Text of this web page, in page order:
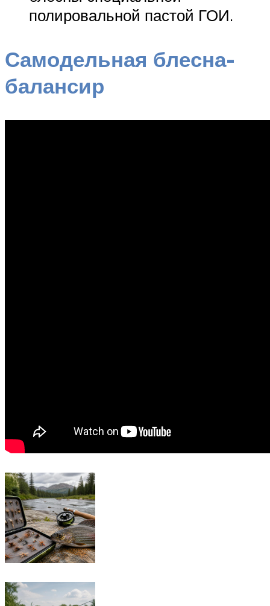
полировальной пастой ГОИ.
Самодельная блесна-
балансир